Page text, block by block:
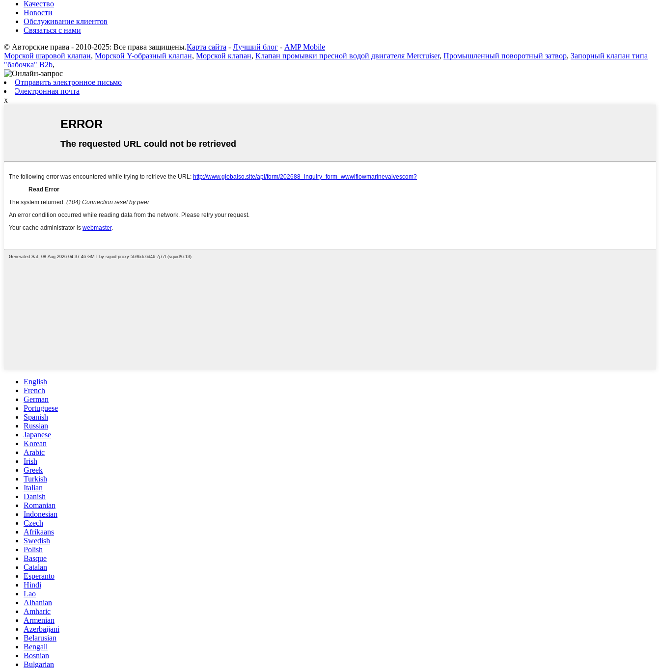
Качество
Новости
Обслуживание клиентов
Связаться с нами
© Авторские права - 2010-2025: Все права защищены.Карта сайта - Лучший блог - AMP Mobile
Морской шаровой клапан, Морской Y-образный клапан, Морской клапан, Клапан промывки пресной водой двигателя Mercruiser, Промышленный поворотный затвор, Запорный клапан типа
"бабочка" B2b,
Отправить электронное письмо
Электронная почта
x
English
French
German
Portuguese
Spanish
Russian
Japanese
Korean
Arabic
Irish
Greek
Turkish
Italian
Danish
Romanian
Indonesian
Czech
Afrikaans
Swedish
Polish
Basque
Catalan
Esperanto
Hindi
Lao
Albanian
Amharic
Armenian
Azerbaijani
Belarusian
Bengali
Bosnian
Bulgarian